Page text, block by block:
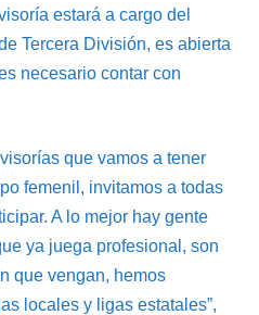
estará a cargo del
Tercera División, es abierta
necesario contar con
que vamos a tener
femenil, invitamos a todas
A lo mejor hay gente
ya juega profesional, son
que vengan, hemos
locales y ligas estatales”,